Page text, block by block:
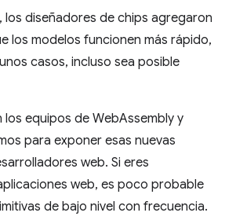
diseñadores de chips agregaron
los modelos funcionen más rápido,
casos, incluso sea posible
equipos de WebAssembly y
para exponer esas nuevas
web. Si eres
web, es poco probable
de bajo nivel con frecuencia.